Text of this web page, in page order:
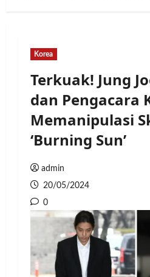
Korea
Terkuak! Jung
dan Pengacara
Memanipulasi
‘Burning Sun’
admin
20/05/2024
0